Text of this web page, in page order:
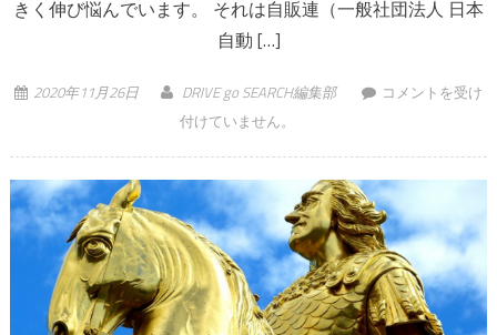
きく伸び悩んでいます。 それは自販連（一般社団法人 日本
自動 […]
2020年11月26日 DRIVE go SEARCH編集部
強い、ベスト5を
コメントを受け
付けていません。